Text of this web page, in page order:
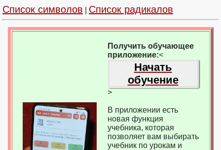
Список символов Список радикалов
Получить обучающее
приложение:<
Начать
обучение
>
В приложении есть
новая функция
учебника, которая
позволяет вам выбирать
учебник по урокам и